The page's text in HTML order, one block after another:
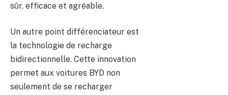
sûr, efficace et agréable.
Un autre point différenciateur est
la technologie de recharge
bidirectionnelle. Cette innovation
permet aux voitures BYD non
seulement de se recharger